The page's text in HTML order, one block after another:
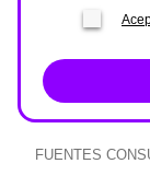
FUENTES